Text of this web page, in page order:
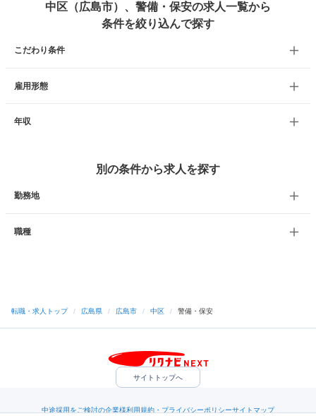
中区（広島市）、警備・保安の求人一覧から
条件を絞り込んで探す
こだわり条件
雇用形態
年収
別の条件から求人を探す
勤務地
職種
転職・求人トップ / 広島県 / 広島市 / 中区 / 警備・保安
サイトトップへ
中途採用をご検討の企業様利用規約・プライバシーポリシーサイトマップ